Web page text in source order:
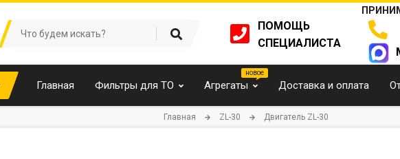
ПОМОЩЬ
СПЕЦИАЛИСТА
Главная Фильтры для ТО Агрегаты Доставка и оплата
Главная ZL-30 Двигатель ZL-30